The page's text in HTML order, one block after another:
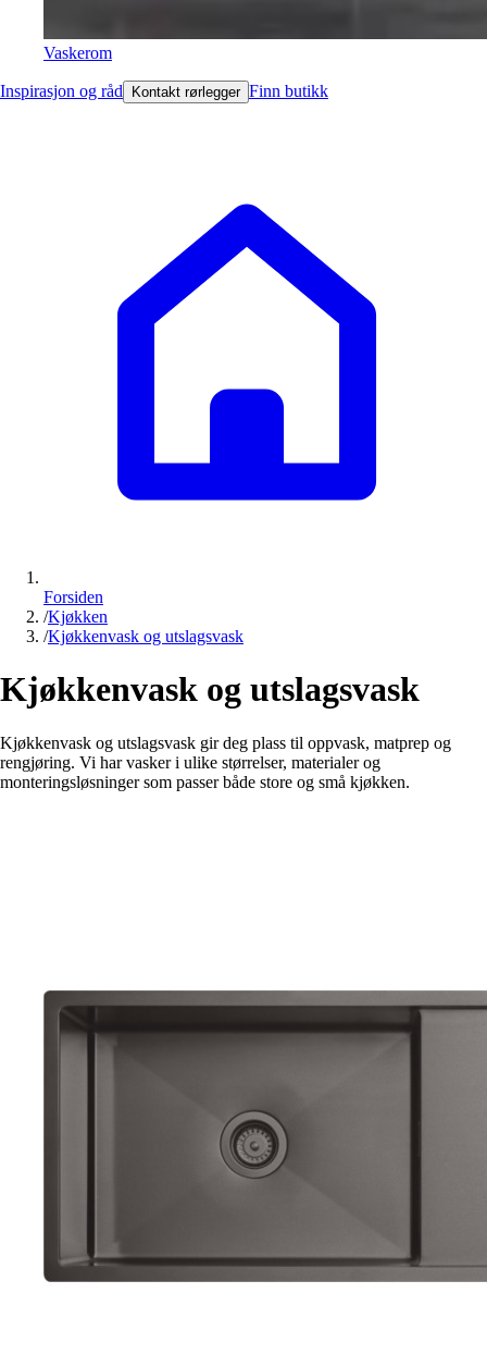
Vaskerom
Inspirasjon og råd Kontakt rørlegger Finn butikk
Forsiden
/Kjøkken
/Kjøkkenvask og utslagsvask
Kjøkkenvask og utslagsvask
Kjøkkenvask og utslagsvask gir deg plass til oppvask, matprep og
rengjøring. Vi har vasker i ulike størrelser, materialer og
monteringsløsninger som passer både store og små kjøkken.